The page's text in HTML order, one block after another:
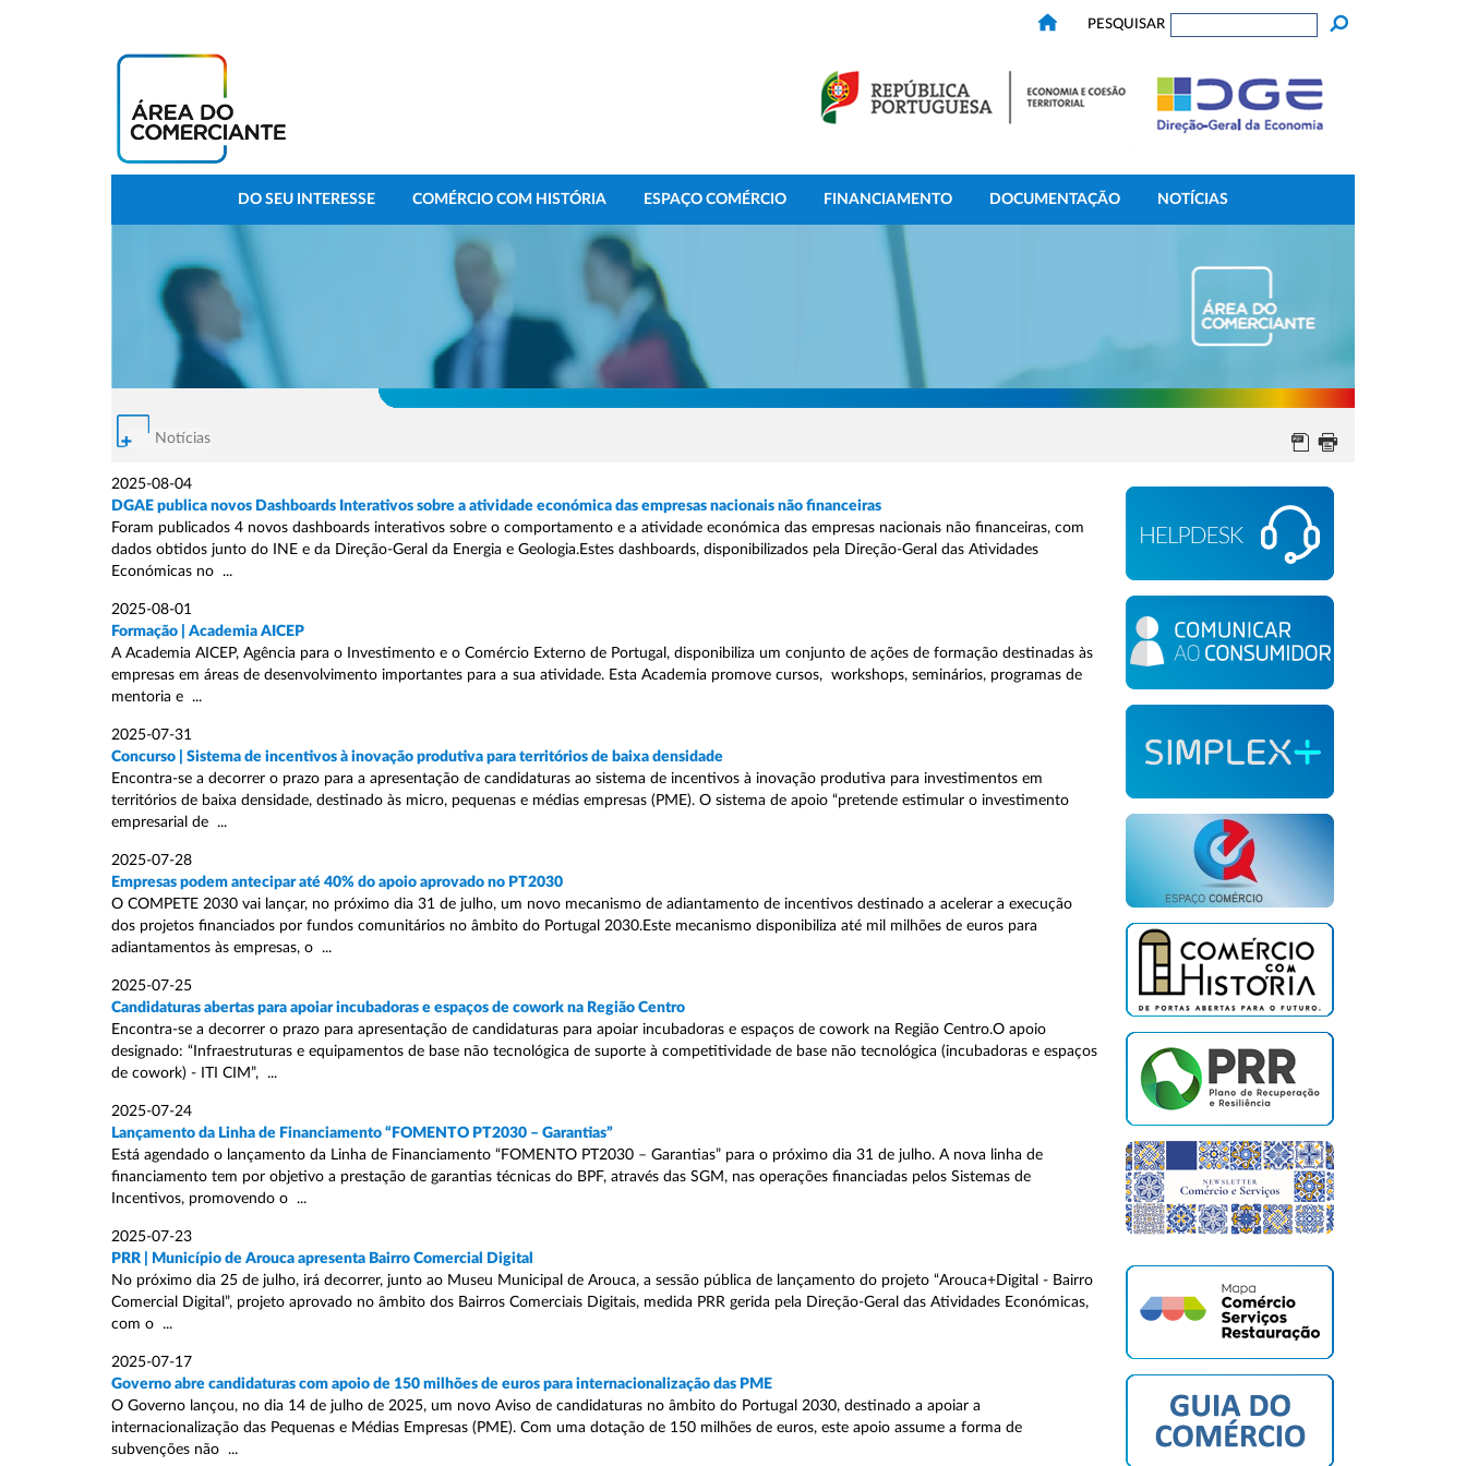
PESQUISAR
DO SEU INTERESSE COMÉRCIO COM HISTÓRIA ESPAÇO COMÉRCIO FINANCIAMENTO DOCUMENTAÇÃO NOTÍCIAS
Notícias
2025-08-04
DGAE publica novos Dashboards Interativos sobre a atividade económica das empresas nacionais não financeiras
Foram publicados 4 novos dashboards interativos sobre o comportamento e a atividade económica das empresas nacionais não financeiras, com
dados obtidos junto do INE e da Direção-Geral da Energia e Geologia.Estes dashboards, disponibilizados pela Direção-Geral das Atividades
Económicas no ...
2025-08-01
Formação | Academia AICEP
A Academia AICEP, Agência para o Investimento e o Comércio Externo de Portugal, disponibiliza um conjunto de ações de formação destinadas às
empresas em áreas de desenvolvimento importantes para a sua atividade. Esta Academia promove cursos, workshops, seminários, programas de
mentoria e ...
2025-07-31
Concurso | Sistema de incentivos à inovação produtiva para territórios de baixa densidade
Encontra-se a decorrer o prazo para a apresentação de candidaturas ao sistema de incentivos à inovação produtiva para investimentos em
territórios de baixa densidade, destinado às micro, pequenas e médias empresas (PME). O sistema de apoio “pretende estimular o investimento
empresarial de ...
2025-07-28
Empresas podem antecipar até 40% do apoio aprovado no PT2030
O COMPETE 2030 vai lançar, no próximo dia 31 de julho, um novo mecanismo de adiantamento de incentivos destinado a acelerar a execução
dos projetos financiados por fundos comunitários no âmbito do Portugal 2030.Este mecanismo disponibiliza até mil milhões de euros para
adiantamentos às empresas, o ...
2025-07-25
Candidaturas abertas para apoiar incubadoras e espaços de cowork na Região Centro
Encontra-se a decorrer o prazo para apresentação de candidaturas para apoiar incubadoras e espaços de cowork na Região Centro.O apoio
designado: “Infraestruturas e equipamentos de base não tecnológica de suporte à competitividade de base não tecnológica (incubadoras e espaços
de cowork) - ITI CIM”, ...
2025-07-24
Lançamento da Linha de Financiamento “FOMENTO PT2030 – Garantias”
Está agendado o lançamento da Linha de Financiamento “FOMENTO PT2030 – Garantias” para o próximo dia 31 de julho. A nova linha de
financiamento tem por objetivo a prestação de garantias técnicas do BPF, através das SGM, nas operações financiadas pelos Sistemas de
Incentivos, promovendo o ...
2025-07-23
PRR | Município de Arouca apresenta Bairro Comercial Digital
No próximo dia 25 de julho, irá decorrer, junto ao Museu Municipal de Arouca, a sessão pública de lançamento do projeto “Arouca+Digital - Bairro
Comercial Digital”, projeto aprovado no âmbito dos Bairros Comerciais Digitais, medida PRR gerida pela Direção-Geral das Atividades Económicas,
com o ...
2025-07-17
Governo abre candidaturas com apoio de 150 milhões de euros para internacionalização das PME
O Governo lançou, no dia 14 de julho de 2025, um novo Aviso de candidaturas no âmbito do Portugal 2030, destinado a apoiar a
internacionalização das Pequenas e Médias Empresas (PME). Com uma dotação de 150 milhões de euros, este apoio assume a forma de
subvenções não ...